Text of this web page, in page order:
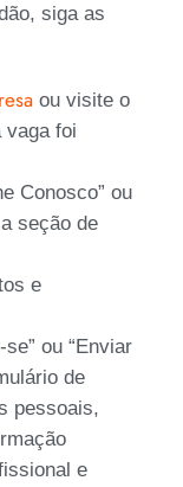
siga as
ou visite o
vaga foi
Conosco” ou
seção de
e
ou “Enviar
de
pessoais,
e